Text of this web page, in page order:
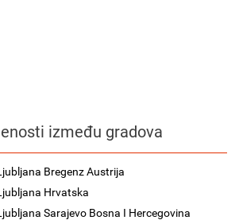
između gradova
Bregenz Austrija
Hrvatska
Sarajevo Bosna I Hercegovina